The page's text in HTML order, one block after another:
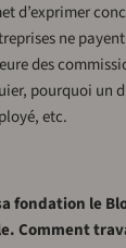
d’exprimer
ne
des
pourquoi un
etc.
fondation le
Comment